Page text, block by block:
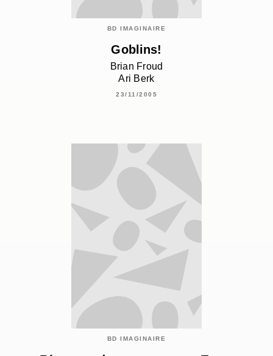
BD IMAGINAIRE
Goblins!
Brian Froud
Ari Berk
23/11/2005
BD IMAGINAIRE